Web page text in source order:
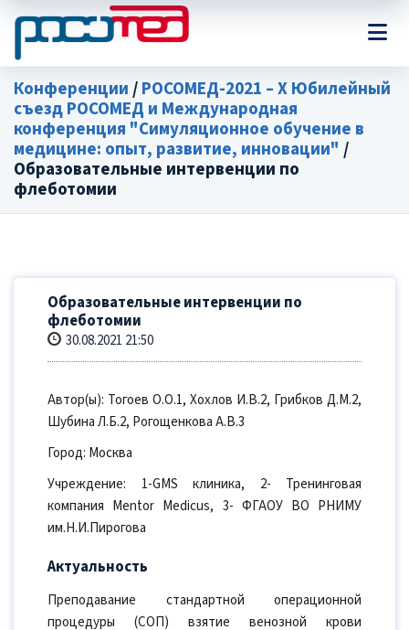
Конференции/РОСОМЕД-2021 – X Юбилейный
съезд РОСОМЕД и Международная
конференция "Симуляционное обучение в
медицине: опыт, развитие, инновации" /
Образовательные интервенции по
флеботомии
Образовательные интервенции по
флеботомии
30.08.2021 21:50
Автор(ы): Тогоев О.О.1, Хохлов И.В.2, Грибков Д.М.2,
Шубина Л.Б.2, Рогощенкова А.В.3
Город: Москва
Учреждение: 1-GMS клиника, 2- Тренинговая
компания Mentor Medicus, 3- ФГАОУ ВО РНИМУ
им.Н.И.Пирогова
Актуальность
Преподавание стандартной операционной
процедуры (СОП) взятие венозной крови